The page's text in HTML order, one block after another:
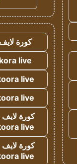
كورة لايف
kora live
live
live
كورة
live
كورة
live